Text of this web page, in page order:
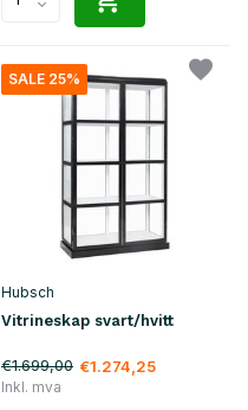
SALE 25%
Hubsch
Vitrineskap svart/hvitt
€1.699,00 €1.274,25
Inkl. mva